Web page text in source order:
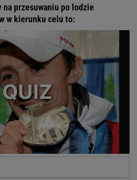
na przesuwaniu po lodzie
w kierunku celu to: